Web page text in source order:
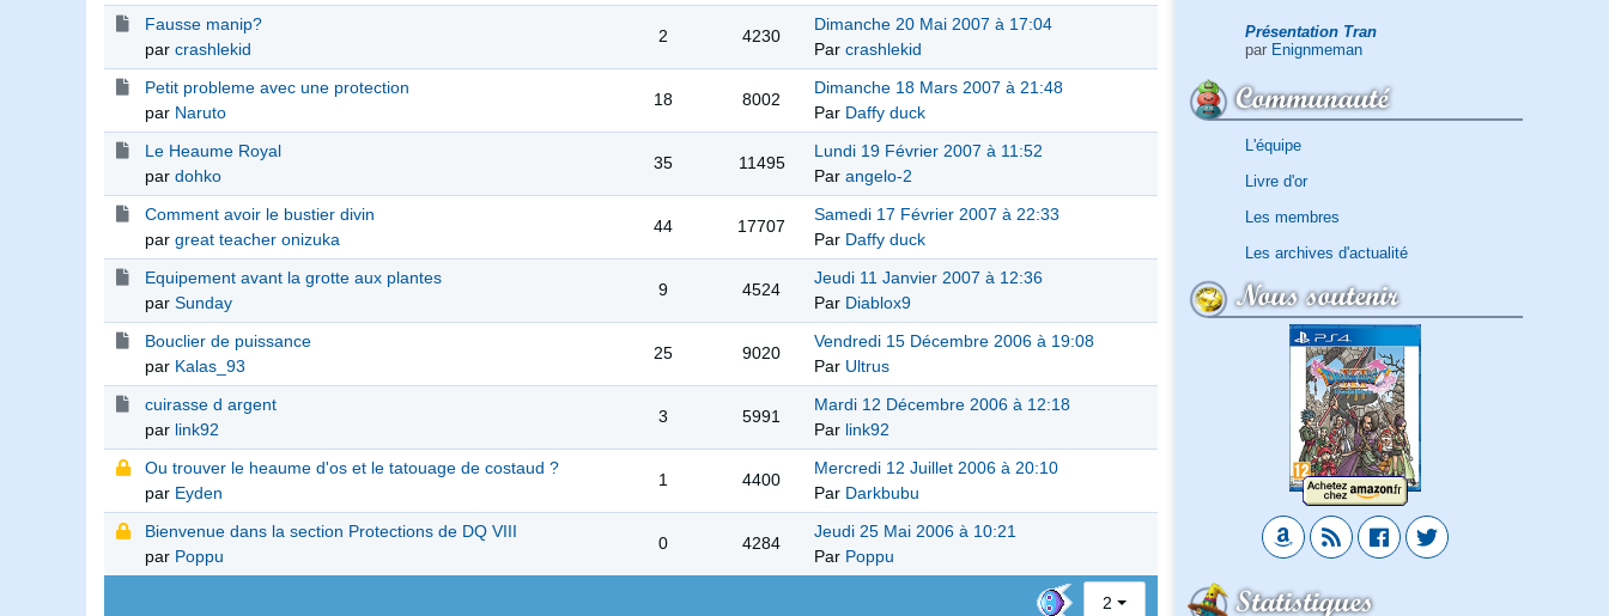
Présentation Tran
par Enignmeman
Communauté
L'équipe
Livre d'or
Les membres
Les archives d'actualité
Nous soutenir
Statistiques
Fausse manip?
par crashlekid
2 4230
Dimanche 20 Mai 2007 à 17:04
Par crashlekid
Petit probleme avec une protection
par Naruto
18 8002
Dimanche 18 Mars 2007 à 21:48
Par Daffy duck
Le Heaume Royal
par dohko
35 11495
Lundi 19 Février 2007 à 11:52
Par angelo-2
Comment avoir le bustier divin
par great teacher onizuka
44 17707
Samedi 17 Février 2007 à 22:33
Par Daffy duck
Equipement avant la grotte aux plantes
par Sunday
9 4524
Jeudi 11 Janvier 2007 à 12:36
Par Diablox9
Bouclier de puissance
par Kalas_93
25 9020
Vendredi 15 Décembre 2006 à 19:08
Par Ultrus
cuirasse d argent
par link92
3 5991
Mardi 12 Décembre 2006 à 12:18
Par link92
Ou trouver le heaume d'os et le tatouage de costaud ?
par Eyden
1 4400
Mercredi 12 Juillet 2006 à 20:10
Par Darkbubu
Bienvenue dans la section Protections de DQ VIII
par Poppu
0 4284
Jeudi 25 Mai 2006 à 10:21
Par Poppu
2